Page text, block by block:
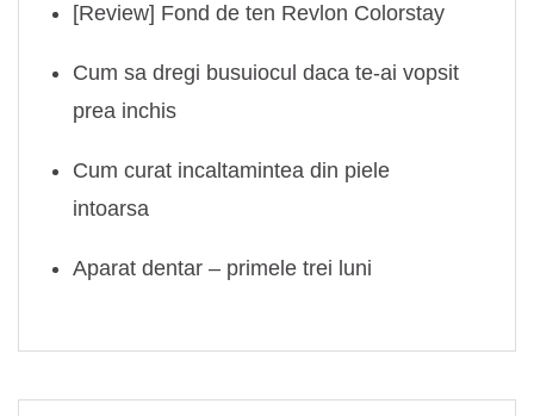
[Review] Fond de ten Revlon Colorstay
Cum sa dregi busuiocul daca te-ai vopsit
prea inchis
Cum curat incaltamintea din piele
intoarsa
Aparat dentar – primele trei luni